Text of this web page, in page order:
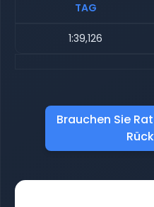
TAG
1:39,126
Brauchen Sie